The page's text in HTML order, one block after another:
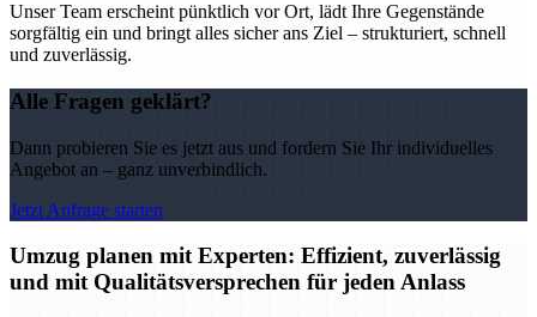
Unser Team erscheint pünktlich vor Ort, lädt Ihre Gegenstände
sorgfältig ein und bringt alles sicher ans Ziel – strukturiert, schnell
und zuverlässig.
Alle Fragen geklärt?
Dann probieren Sie es jetzt aus und fordern Sie Ihr individuelles
Angebot an – ganz unverbindlich.
Jetzt Anfrage starten
Umzug planen mit Experten: Effizient, zuverlässig
und mit Qualitätsversprechen für jeden Anlass